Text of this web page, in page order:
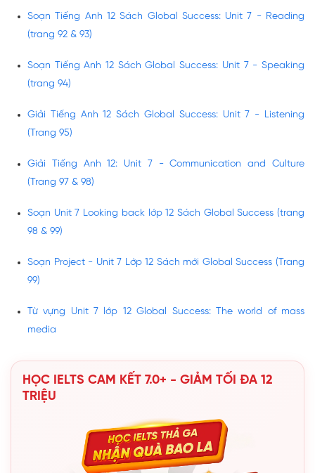
Soạn Tiếng Anh 12 Sách Global Success: Unit 7 - Reading
(trang 92 & 93)
Soạn Tiếng Anh 12 Sách Global Success: Unit 7 - Speaking
(trang 94)
Giải Tiếng Anh 12 Sách Global Success: Unit 7 - Listening
(Trang 95)
Giải Tiếng Anh 12: Unit 7 - Communication and Culture
(Trang 97 & 98)
Soạn Unit 7 Looking back lớp 12 Sách Global Success (trang
98 & 99)
Soạn Project - Unit 7 Lớp 12 Sách mới Global Success (Trang
99)
Từ vựng Unit 7 lớp 12 Global Success: The world of mass
media
HỌC IELTS CAM KẾT 7.0+ - GIẢM TỐI ĐA 12
TRIỆU